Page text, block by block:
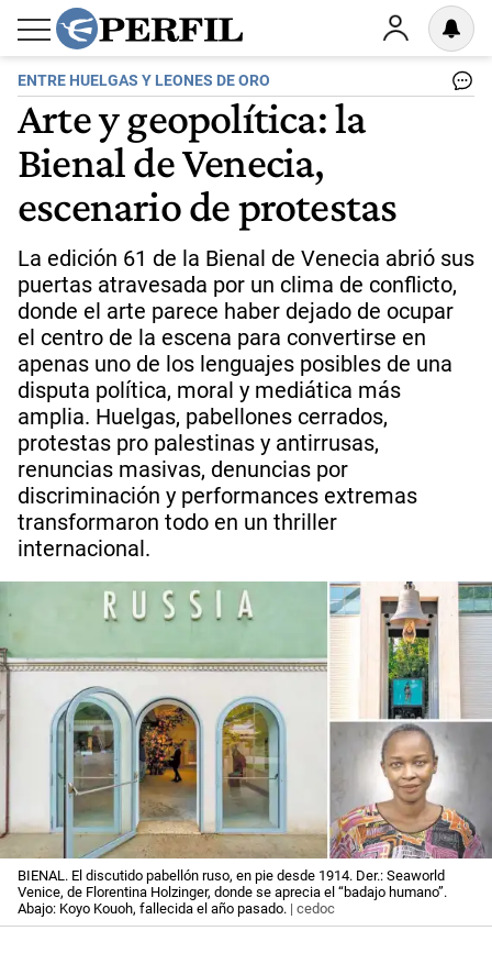
ENTRE HUELGAS Y LEONES DE ORO
Arte y geopolítica: la
Bienal de Venecia,
escenario de protestas
La edición 61 de la Bienal de Venecia abrió sus
puertas atravesada por un clima de conflicto,
donde el arte parece haber dejado de ocupar
el centro de la escena para convertirse en
apenas uno de los lenguajes posibles de una
disputa política, moral y mediática más
amplia. Huelgas, pabellones cerrados,
protestas pro palestinas y antirrusas,
renuncias masivas, denuncias por
discriminación y performances extremas
transformaron todo en un thriller
internacional.
BIENAL. El discutido pabellón ruso, en pie desde 1914. Der.: Seaworld
Venice, de Florentina Holzinger, donde se aprecia el “badajo humano”.
Abajo: Koyo Kouoh, fallecida el año pasado. | cedoc